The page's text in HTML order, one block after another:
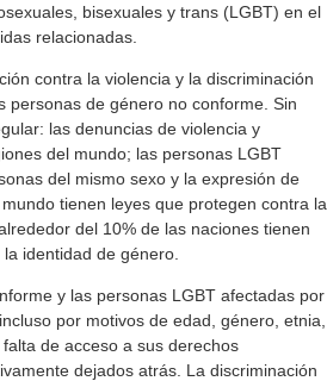
bisexuales y trans (LGBT) en el
relacionadas.
contra la violencia y la discriminación
personas de género no conforme. Sin
las denuncias de violencia y
del mundo; las personas LGBT
del mismo sexo y la expresión de
tienen leyes que protegen contra la
del 10% de las naciones tienen
identidad de género.
y las personas LGBT afectadas por
por motivos de edad, género, etnia,
de acceso a sus derechos
dejados atrás. La discriminación